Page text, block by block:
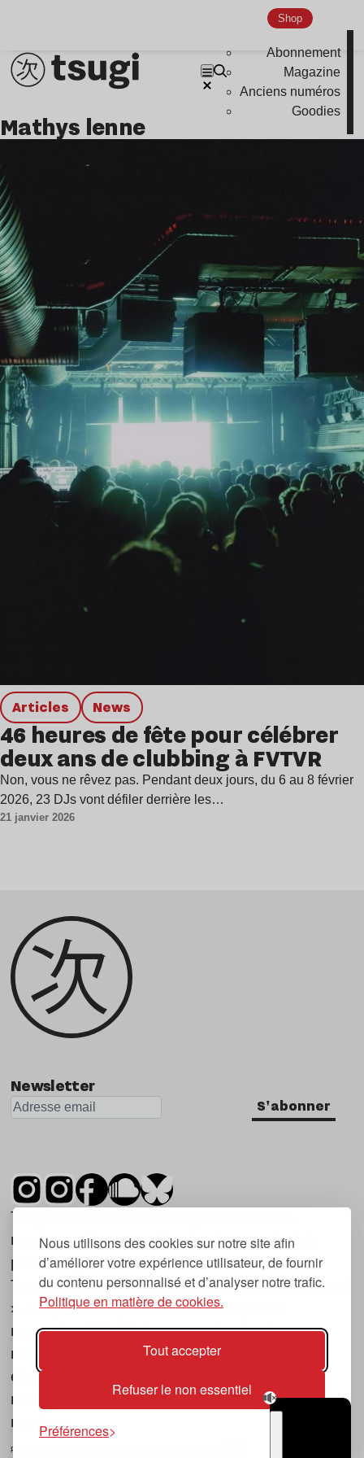
Nous utilisons des cookies sur notre site afin
d’améliorer votre expérience utilisateur, de fournir
du contenu personnalisé et d’analyser notre trafic.
Politique en matière de cookies.
Tout accepter
Refuser le non essentiel
Préférences
Shop
Abonnement
Magazine
Anciens numéros
Goodies
Mathys lenne
Articles news
46 heures de fête pour célébrer
deux ans de clubbing à FVTVR
Non, vous ne rêvez pas. Pendant deux jours, du 6 au 8 février
2026, 23 DJs vont défiler derrière les…
21 janvier 2026
Newsletter
S'abonner
Tsugi est un mensuel indépendant sur la
musique et les nouvelles tendances, dont la
première parution date de 2007.
Tsugi en japonais signifie « prochain », « suivant
», ce qui correspond à la thématique du
magazine, à l’affût des nouvelles tendances
musicales, qu’elles viennent de la musique
électronique, du rock ou du hip hop, et des
nouveaux phénomènes de société liés à la
musique.
POLITIQUE DE COOKIES (UE)